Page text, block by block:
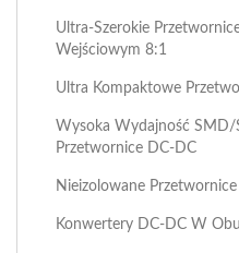
Ultra-Szerokie
Wejściowym 8:1
Ultra Kompaktowe
Wysoka Wydajność
Przetwornice DC-DC
Nieizolowane
Konwertery DC-DC W